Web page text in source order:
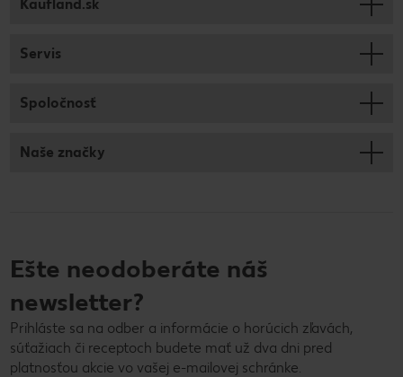
Kaufland.sk
Servis
Spoločnosť
Naše značky
Ešte neodoberáte náš
newsletter?
Prihláste sa na odber a informácie o horúcich zľavách,
súťažiach či receptoch budete mať už dva dni pred
platnosťou akcie vo vašej e-mailovej schránke.